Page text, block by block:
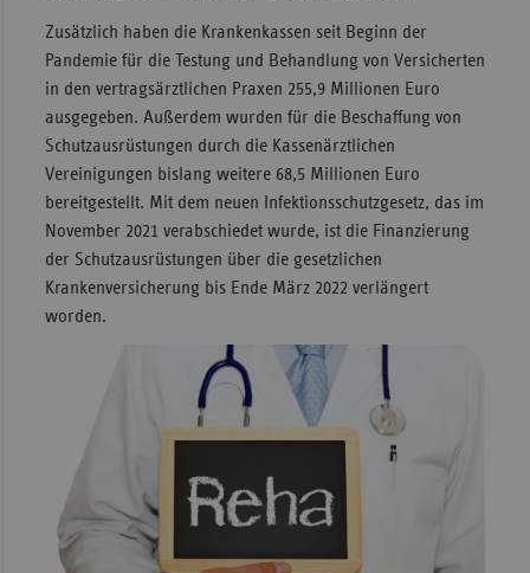
Zusätzlich haben die Krankenkassen seit Beginn der
Pandemie für die Testung und Behandlung von Versicherten
in den vertragsärztlichen Praxen 255,9 Millionen Euro
ausgegeben. Außerdem wurden für die Beschaffung von
Schutzausrüstungen durch die Kassenärztlichen
Vereinigungen bislang weitere 68,5 Millionen Euro
bereitgestellt. Mit dem neuen Infektionsschutzgesetz, das im
November 2021 verabschiedet wurde, ist die Finanzierung
der Schutzausrüstungen über die gesetzlichen
Krankenversicherung bis Ende März 2022 verlängert
worden.